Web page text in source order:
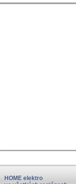
HOME elektro